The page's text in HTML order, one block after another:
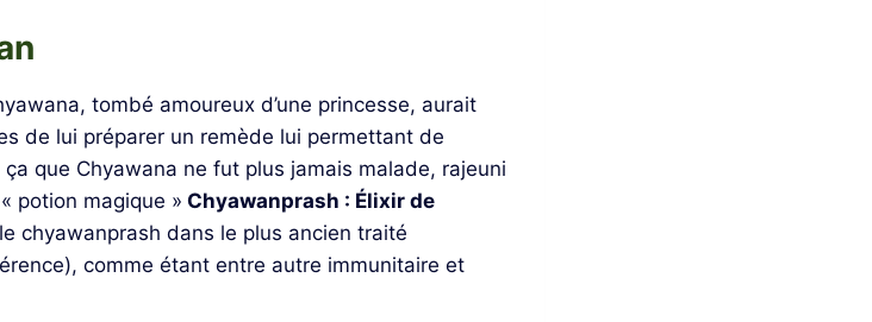
tombé amoureux d’une princesse, aurait
de lui préparer un remède lui permettant de
que Chyawana ne fut plus jamais malade, rajeuni
potion magique » Chyawanprash : Élixir de
chyawanprash dans le plus ancien traité
comme étant entre autre immunitaire et